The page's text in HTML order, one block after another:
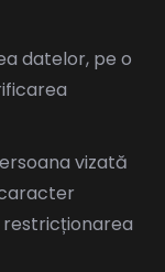
datelor, pe o
vizată
restricționarea